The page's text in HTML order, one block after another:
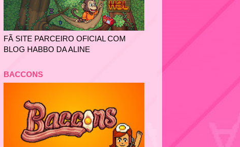
FÃ SITE PARCEIRO OFICIAL COM
BLOG HABBO DA ALINE
BACCONS